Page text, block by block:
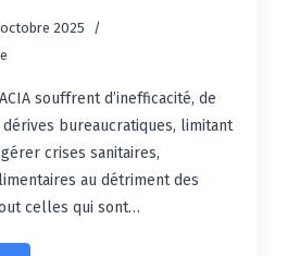
2025
souffrent d’inefficacité, de
bureaucratiques, limitant
crises sanitaires,
au détriment des
celles qui sont…